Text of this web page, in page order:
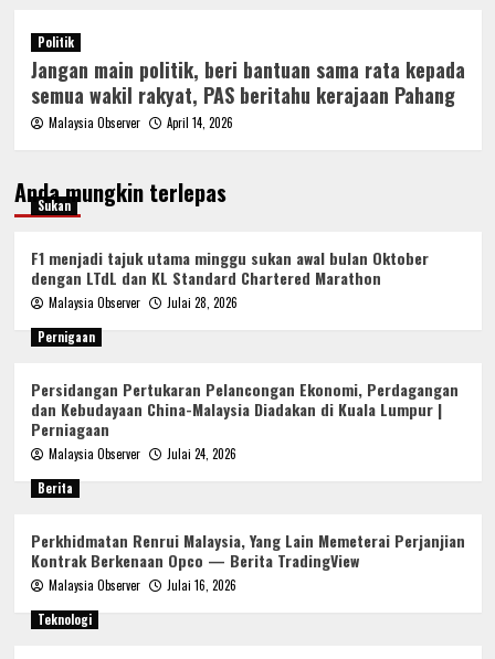
Politik
Jangan main politik, beri bantuan sama rata kepada
semua wakil rakyat, PAS beritahu kerajaan Pahang
Malaysia Observer April 14, 2026
Anda mungkin terlepas
Sukan
F1 menjadi tajuk utama minggu sukan awal bulan Oktober
dengan LTdL dan KL Standard Chartered Marathon
Malaysia Observer
Julai 28, 2026
Pernigaan
Persidangan Pertukaran Pelancongan Ekonomi, Perdagangan
dan Kebudayaan China-Malaysia Diadakan di Kuala Lumpur |
Perniagaan
Malaysia Observer
Julai 24, 2026
Berita
Perkhidmatan Renrui Malaysia, Yang Lain Memeterai Perjanjian
Kontrak Berkenaan Opco — Berita TradingView
Malaysia Observer
Julai 16, 2026
Teknologi